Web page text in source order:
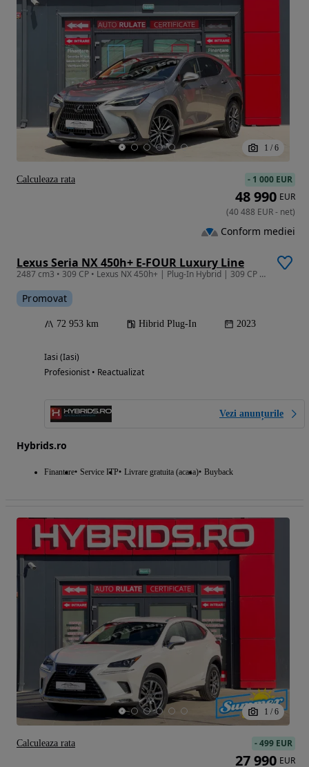
1 / 6
Lexus Seria NX 450h+ E-FOUR Luxury Line
2487 cm3 • 309 CP • Lexus NX 450h+ | Plug-In Hybrid | 309 CP | 4x4 | Garantie | Leasing |
Promovat
72 953 km Hibrid Plug-In 2023
Iasi (Iasi)
Profesionist • Reactualizat
Vezi anunțurile
Hybrids.ro
Finantare Service ITP Livrare gratuita (acasa) Buyback
- 1 000 EUR
48 990 EUR
(40 488 EUR- net)
Conform mediei
Calculeaza rata
1 / 6
-499 EUR
27 990 EUR
Calculeaza rata